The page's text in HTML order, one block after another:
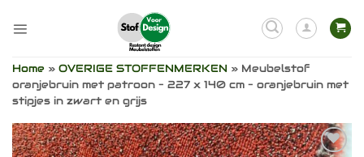
naar
Home » OVERIGE STOFFENMERKEN » Meubelstof
oranjebruin met patroon – 227 x 140 cm – oranjebruin met
stipjes in zwart en grijs